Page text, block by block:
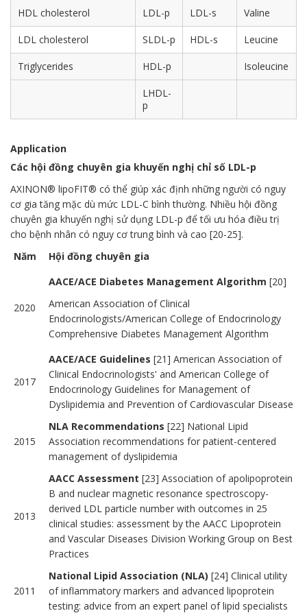
HDL cholesterol LDL-p LDL-s Valine
LDL cholesterol SLDL-p HDL-s Leucine
Triglycerides HDL-p Isoleucine
LHDL-
p
Application
Các hội đồng chuyên gia khuyến nghị chỉ số LDL-p
AXINON® lipoFIT® có thể giúp xác định những người có nguy
cơ gia tăng mặc dù mức LDL-C bình thường. Nhiều hội đồng
chuyên gia khuyến nghị sử dụng LDL-p để tối ưu hóa điều trị
cho bệnh nhân có nguy cơ trung bình và cao [20-25].
Năm
Hội đồng chuyên gia
2020
AACE/ACE Diabetes Management Algorithm [20]
American Association of Clinical
Endocrinologists/American College of Endocrinology
Comprehensive Diabetes Management Algorithm
2017
AACE/ACE Guidelines [21] American Association of
Clinical Endocrinologists' and American College of
Endocrinology Guidelines for Management of
Dyslipidemia and Prevention of Cardiovascular Disease
2015
NLA Recommendations [22] National Lipid
Association recommendations for patient-centered
management of dyslipidemia
2013
AACC Assessment [23] Association of apolipoprotein
B and nuclear magnetic resonance spectroscopy-
derived LDL particle number with outcomes in 25
clinical studies: assessment by the AACC Lipoprotein
and Vascular Diseases Division Working Group on Best
Practices
2011
National Lipid Association (NLA) [24] Clinical utility
of inflammatory markers and advanced lipoprotein
testing: advice from an expert panel of lipid specialists